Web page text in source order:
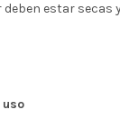
deben estar secas